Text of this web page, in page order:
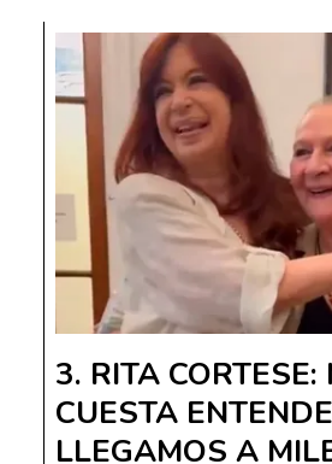
RITA CORTESE:
CUESTA
LLEGAMOS A